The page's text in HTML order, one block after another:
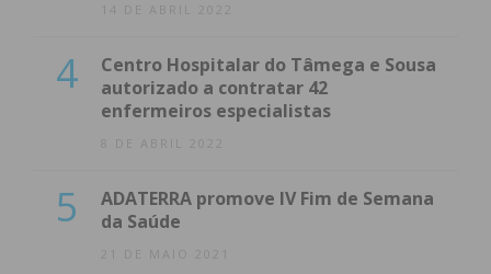
14 DE ABRIL 2022
4
Centro Hospitalar do Tâmega e Sousa
autorizado a contratar 42
enfermeiros especialistas
8 DE ABRIL 2022
5
ADATERRA promove IV Fim de Semana
da Saúde
21 DE MAIO 2021